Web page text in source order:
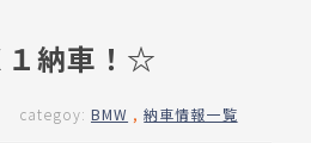
納車！☆
categoy: BMW ,納車情報一覧